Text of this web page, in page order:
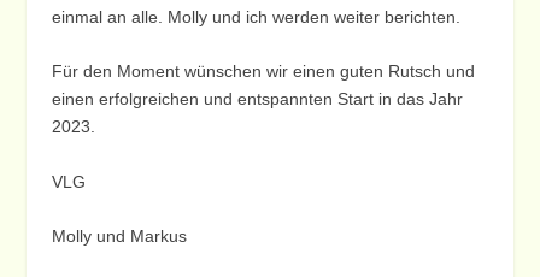
einmal an alle. Molly und ich werden weiter berichten.
Für den Moment wünschen wir einen guten Rutsch und
einen erfolgreichen und entspannten Start in das Jahr
2023.
VLG
Molly und Markus